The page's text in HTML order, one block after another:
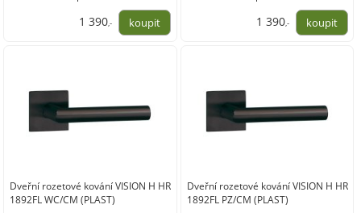
1 390,- 1 390,-
Dveřní rozetové kování VISION H HR
1892FL WC/CM (PLAST)
Dveřní rozetové kování VISION H HR
1892FL PZ/CM (PLAST)